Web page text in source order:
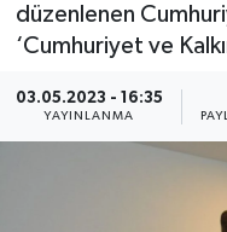
düzenlenen
‘Cumhuriyet ve
03.05.2023 - 16:35
YAYINLANMA
KÜLTÜR - SANAT
SİYASET
Tüm Manşetler
Haber Arşivi